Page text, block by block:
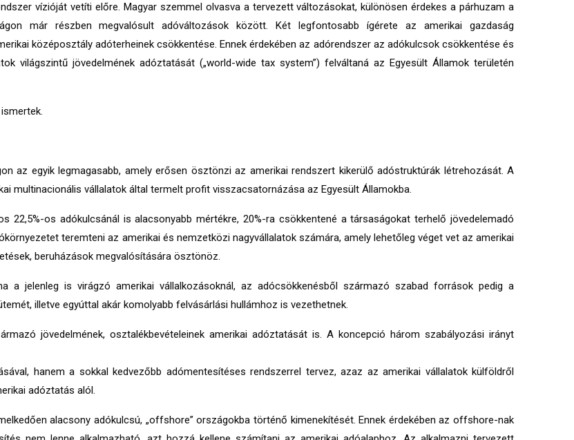
vízióját vetíti előre. Magyar szemmel olvasva a tervezett változásokat, különösen érdekes a párhuzam a
már részben megvalósult adóváltozások között. Két legfontosabb ígérete az amerikai gazdaság
középosztály adóterheinek csökkentése. Ennek érdekében az adórendszer az adókulcsok csökkentése és
világszintű jövedelmének adóztatását („world-wide tax system”) felváltaná az Egyesült Államok területén
az egyik legmagasabb, amely erősen ösztönzi az amerikai rendszert kikerülő adóstruktúrák létrehozását. A
multinacionális vállalatok által termelt profit visszacsatornázása az Egyesült Államokba.
22,5%-os adókulcsánál is alacsonyabb mértékre, 20%-ra csökkentené a társaságokat terhelő jövedelemadó
teremteni az amerikai és nemzetközi nagyvállalatok számára, amely lehetőleg véget vet az amerikai
beruházások megvalósítására ösztönöz.
a jelenleg is virágzó amerikai vállalkozásoknál, az adócsökkenésből származó szabad források pedig a
illetve egyúttal akár komolyabb felvásárlási hullámhoz is vezethetnek.
jövedelmének, osztalékbevételeinek amerikai adóztatását is. A koncepció három szabályozási irányt
hanem a sokkal kedvezőbb adómentesítéses rendszerrel tervez, azaz az amerikai vállalatok külföldről
adóztatás alól.
alacsony adókulcsú, „offshore” országokba történő kimenekítését. Ennek érdekében az offshore-nak